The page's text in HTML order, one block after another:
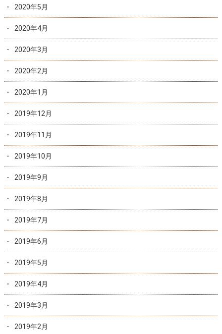
2020年5月
2020年4月
2020年3月
2020年2月
2020年1月
2019年12月
2019年11月
2019年10月
2019年9月
2019年8月
2019年7月
2019年6月
2019年5月
2019年4月
2019年3月
2019年2月